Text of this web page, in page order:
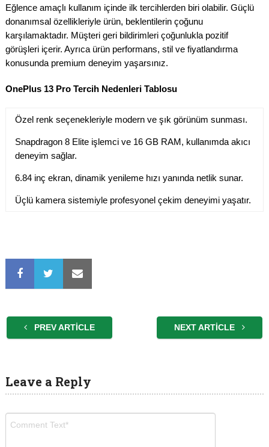
Eğlence amaçlı kullanım içinde ilk tercihlerden biri olabilir. Güçlü
donanımsal özellikleriyle ürün, beklentilerin çoğunu
karşılamaktadır. Müşteri geri bildirimleri çoğunlukla pozitif
görüşleri içerir. Ayrıca ürün performans, stil ve fiyatlandırma
konusunda premium deneyim yaşarsınız.
OnePlus 13 Pro Tercih Nedenleri Tablosu
Özel renk seçenekleriyle modern ve şık görünüm sunması.
Snapdragon 8 Elite işlemci ve 16 GB RAM, kullanımda akıcı
deneyim sağlar.
6.84 inç ekran, dinamik yenileme hızı yanında netlik sunar.
Üçlü kamera sistemiyle profesyonel çekim deneyimi yaşatır.
PREV ARTICLE NEXT ARTICLE
Leave a Reply